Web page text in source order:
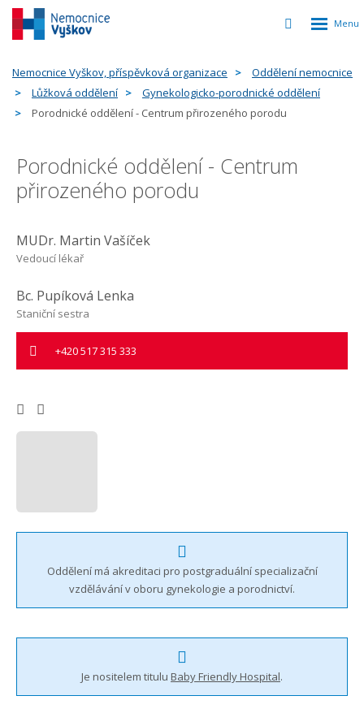
Vyhledávání
Rozbalení
Nemocnice Vyškov, příspěvková organizace
Oddělení nemocnice
Lůžková oddělení
Gynekologicko-porodnické oddělení
Porodnické oddělení - Centrum přirozeného porodu
Porodnické oddělení - Centrum
přirozeného porodu
MUDr. Martin Vašíček
Vedoucí lékař
Bc. Pupíková Lenka
Staniční sestra
+420 517 315 333
Oddělení má akreditaci pro postgraduální specializační
vzdělávání v oboru gynekologie a porodnictví.
Je nositelem titulu Baby Friendly Hospital.